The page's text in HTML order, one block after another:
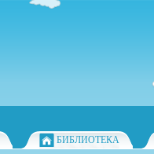
БИБЛИОТЕКА